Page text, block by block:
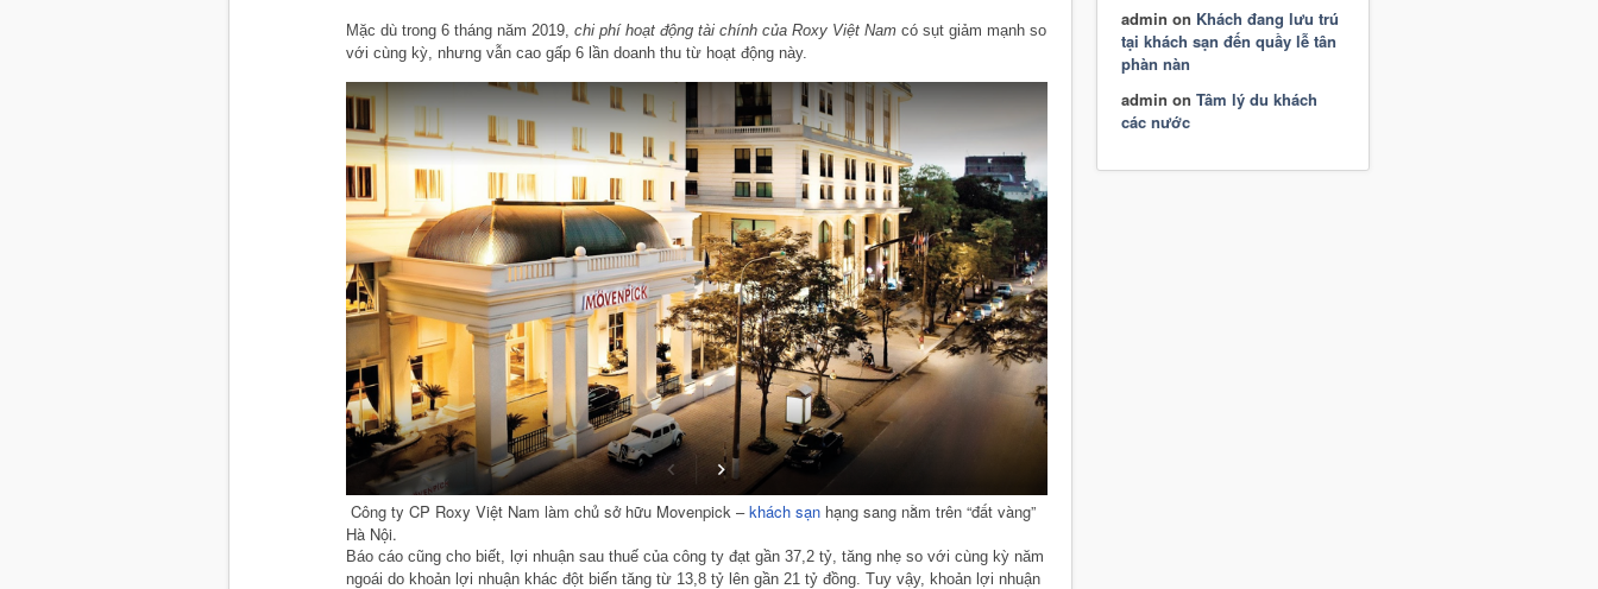
Mặc dù trong 6 tháng năm 2019, chi phí hoạt động tài chính của Roxy Việt Nam có sụt giảm mạnh so
với cùng kỳ, nhưng vẫn cao gấp 6 lần doanh thu từ hoạt động này.
Công ty CP Roxy Việt Nam làm chủ sở hữu Movenpick –khách sạn hạng sang nằm trên “đất vàng”
Hà Nội.
Báo cáo cũng cho biết, lợi nhuận sau thuế của công ty đạt gần 37,2 tỷ, tăng nhẹ so với cùng kỳ năm
ngoái do khoản lợi nhuận khác đột biến tăng từ 13,8 tỷ lên gần 21 tỷ đồng. Tuy vậy, khoản lợi nhuận
admin on Khách đang lưu trú
tại khách sạn đến quầy lễ tân
phàn nàn
admin on Tâm lý du khách
các nước